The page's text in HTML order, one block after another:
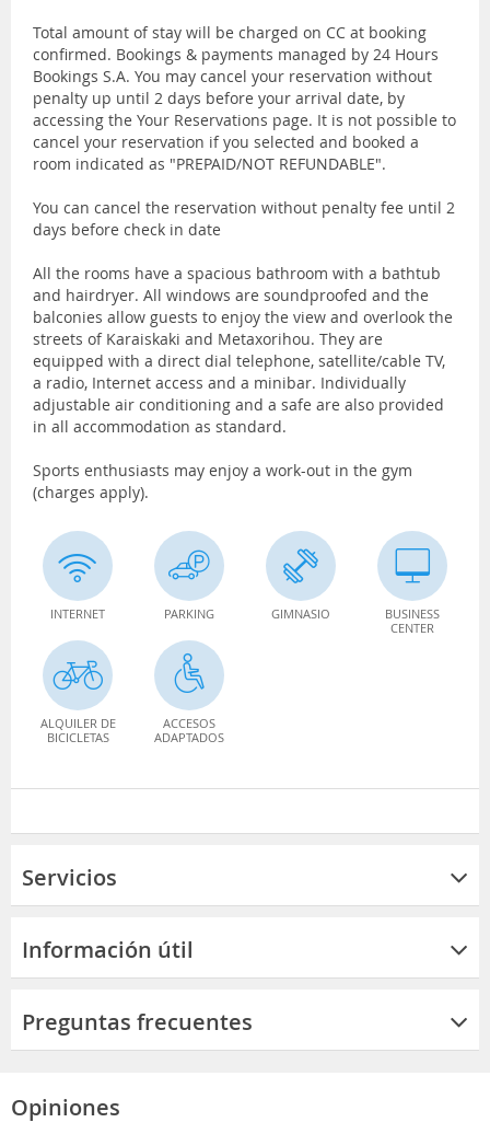
Total amount of stay will be charged on CC at booking
confirmed. Bookings & payments managed by 24 Hours
Bookings S.A. You may cancel your reservation without
penalty up until 2 days before your arrival date, by
accessing the Your Reservations page. It is not possible to
cancel your reservation if you selected and booked a
room indicated as "PREPAID/NOT REFUNDABLE".
You can cancel the reservation without penalty fee until 2
days before check in date
All the rooms have a spacious bathroom with a bathtub
and hairdryer. All windows are soundproofed and the
balconies allow guests to enjoy the view and overlook the
streets of Karaiskaki and Metaxorihou. They are
equipped with a direct dial telephone, satellite/cable TV,
a radio, Internet access and a minibar. Individually
adjustable air conditioning and a safe are also provided
in all accommodation as standard.
Sports enthusiasts may enjoy a work-out in the gym
(charges apply).
INTERNET PARKING GIMNASIO
BUSINESS
CENTER
ALQUILER DE
BICICLETAS
ACCESOS
ADAPTADOS
Servicios
Información útil
Preguntas frecuentes
Opiniones